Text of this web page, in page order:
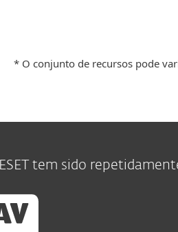
* O conjunto de recursos pode
ESET tem sido